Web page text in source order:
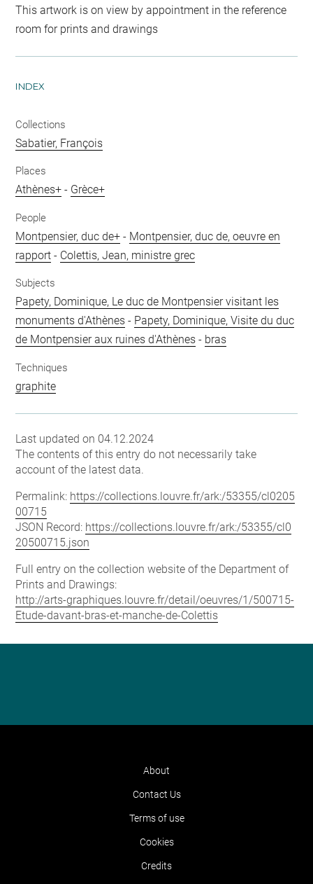
This artwork is on view by appointment in the reference
room for prints and drawings
INDEX
Collections
Sabatier, François
Places
Athènes+ - Grèce+
People
Montpensier, duc de+ - Montpensier, duc de, oeuvre en
rapport - Colettis, Jean, ministre grec
Subjects
Papety, Dominique, Le duc de Montpensier visitant les
monuments d'Athènes - Papety, Dominique, Visite du duc
de Montpensier aux ruines d'Athènes - bras
Techniques
graphite
Last updated on 04.12.2024
The contents of this entry do not necessarily take
account of the latest data.
Permalink: https://collections.louvre.fr/ark:/53355/cl0205
00715
JSON Record: https://collections.louvre.fr/ark:/53355/cl0
20500715.json
Full entry on the collection website of the Department of
Prints and Drawings:
http://arts-graphiques.louvre.fr/detail/oeuvres/1/500715-
Etude-davant-bras-et-manche-de-Colettis
About
Contact Us
Terms of use
Cookies
Credits